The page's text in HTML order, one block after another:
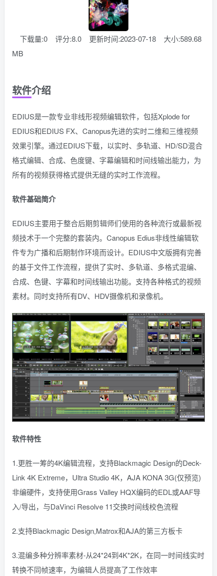
下载量:0 评分:8.0 更新时间:2023-07-18
大小:589.68
MB
软件介绍
EDIUS是一款专业非线形视频编辑软件，包括Xplode for
EDIUS和EDIUS FX、Canopus先进的实时二维和三维视频
效果引擎。通过EDIUS下载，以实时、多轨道、HD/SD混合
格式编辑、合成、色度键、字幕编辑和时间线输出能力，为
所有的视频获得格式提供无缝的实时工作流程。
软件基础简介
EDIUS主要用于整合后期剪辑师们使用的各种流行或最新视
频技术于一个完整的套装内。Canopus Edius非线性编辑软
件专为广播和后期制作环境而设计。EDIUS中文版拥有完善
的基于文件工作流程，提供了实时、多轨道、多格式混编、
合成、色键、字幕和时间线输出功能。支持各种格式的视频
素材。同时支持所有DV、HDV摄像机和录像机。
软件特性
1.更胜一筹的4K编辑流程，支持Blackmagic Design的Deck-
Link 4K Extreme，Ultra Studio 4K，AJA KONA 3G(仅预览)
非编硬件，支持使用Grass Valley HQX编码的EDL或AAF导
入/导出，与DaVinci Resolve 11交换时间线校色流程
2.支持Blackmagic Design,Matrox和AJA的第三方板卡
3.混编多种分辨率素材-从24*24到4K*2K，在同一时间线实时
转换不同帧速率，为编辑人员提高了工作效率